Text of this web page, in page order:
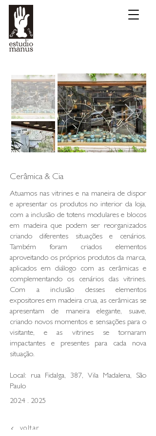
Cerâmica & Cia
Atuamos nas vitrines e na maneira de dispor
e apresentar os produtos no interior da loja,
com a inclusão de totens modulares e blocos
em madeira que podem ser reorganizados
criando diferentes situações e cenários.
Também foram criados elementos
aproveitando os próprios produtos da marca,
aplicados em diálogo com as cerâmicas e
complementando os cenários das vitrines.
Com a inclusão desses elementos
expositores em madeira crua, as cerâmicas se
apresentam de maneira elegante, suave,
criando novos momentos e sensações para o
visitante, e as vitrines se tornaram
impactantes e presentes para cada nova
situação.
Local: rua Fidalga, 387, Vila Madalena, São
Paulo
2024 . 2025
voltar